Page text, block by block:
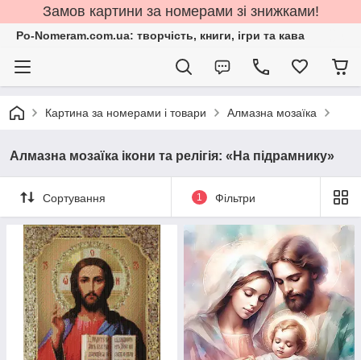
Замов картини за номерами зі знижками!
Po-Nomeram.com.ua: творчість, книги, ігри та кава
Картина за номерами і товари Алмазна мозаїка
Алмазна мозаїка ікони та релігія: «На підрамнику»
Сортування 1 Фільтри